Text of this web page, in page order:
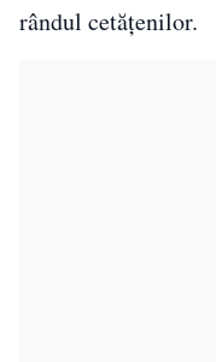
rândul cetățenilor.